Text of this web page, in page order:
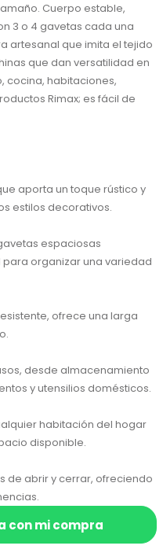
Cuerpo estable,
3 o 4 gavetas cada una
artesanal que imita el tejido
que dan versatilidad en
cocina, habitaciones,
Rimax; es fácil de
aporta un toque rústico y
estilos decorativos.
espaciosas
organizar una variedad
ofrece una larga
desde almacenamiento
y utensilios domésticos.
habitación del hogar
disponible.
de abrir y cerrar, ofreciendo
con mi compra